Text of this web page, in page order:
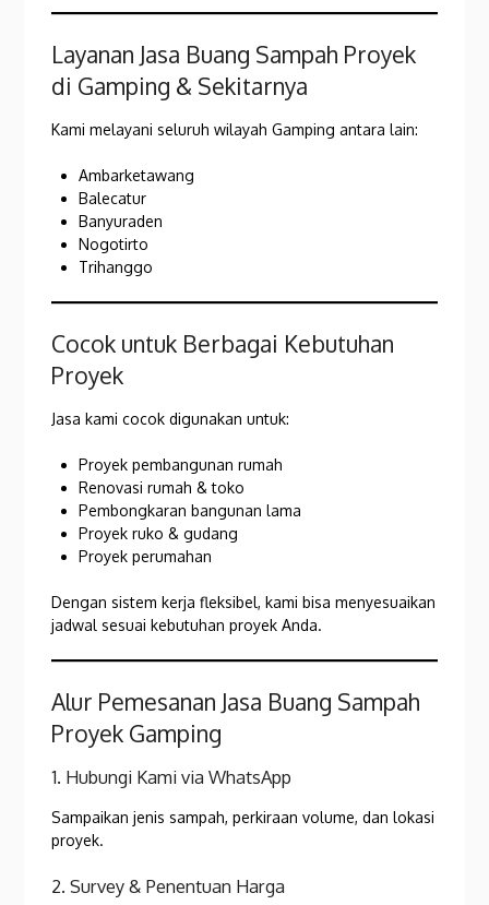
Layanan Jasa Buang Sampah Proyek
di Gamping & Sekitarnya
Kami melayani seluruh wilayah Gamping antara lain:
Ambarketawang
Balecatur
Banyuraden
Nogotirto
Trihanggo
Cocok untuk Berbagai Kebutuhan
Proyek
Jasa kami cocok digunakan untuk:
Proyek pembangunan rumah
Renovasi rumah & toko
Pembongkaran bangunan lama
Proyek ruko & gudang
Proyek perumahan
Dengan sistem kerja fleksibel, kami bisa menyesuaikan
jadwal sesuai kebutuhan proyek Anda.
Alur Pemesanan Jasa Buang Sampah
Proyek Gamping
1. Hubungi Kami via WhatsApp
Sampaikan jenis sampah, perkiraan volume, dan lokasi
proyek.
2. Survey & Penentuan Harga